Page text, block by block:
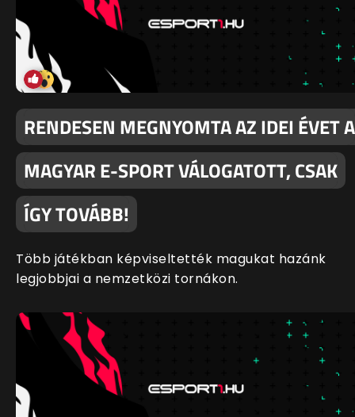
RENDESEN MEGNYOMTA AZ IDEI ÉVET A
MAGYAR E-SPORT VÁLOGATOTT, CSAK
ÍGY TOVÁBB!
Több játékban képviseltették magukat hazánk
legjobbjai a nemzetközi tornákon.